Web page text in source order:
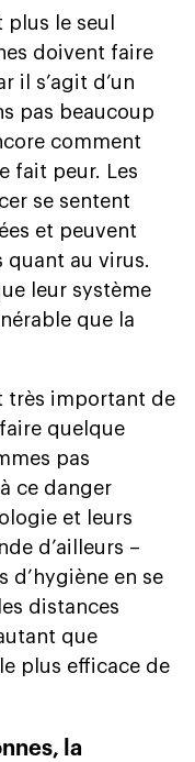
plus le seul
doivent faire
il s’agit d’un
pas beaucoup
comment
fait peur. Les
se sentent
et peuvent
quant au virus.
leur système
que la
très important de
quelque
pas
ce danger
et leurs
d’ailleurs –
d’hygiène en se
distances
que
plus efficace de
la